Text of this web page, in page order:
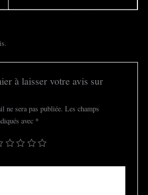
à laisser votre avis sur
ne sera pas publiée. Les champs
avec *